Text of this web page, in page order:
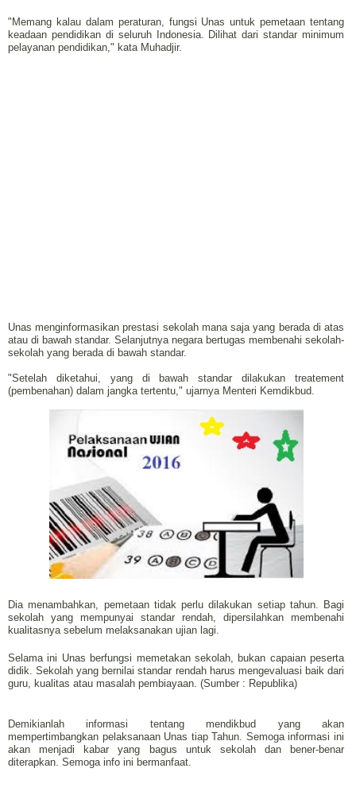
"Memang kalau dalam peraturan, fungsi Unas untuk pemetaan tentang
keadaan pendidikan di seluruh Indonesia. Dilihat dari standar minimum
pelayanan pendidikan," kata Muhadjir.
Unas menginformasikan prestasi sekolah mana saja yang berada di atas
atau di bawah standar. Selanjutnya negara bertugas membenahi sekolah-
sekolah yang berada di bawah standar.
"Setelah diketahui, yang di bawah standar dilakukan treatement
(pembenahan) dalam jangka tertentu," ujarnya Menteri Kemdikbud.
Dia menambahkan, pemetaan tidak perlu dilakukan setiap tahun. Bagi
sekolah yang mempunyai standar rendah, dipersilahkan membenahi
kualitasnya sebelum melaksanakan ujian lagi.
Selama ini Unas berfungsi memetakan sekolah, bukan capaian peserta
didik. Sekolah yang bernilai standar rendah harus mengevaluasi baik dari
guru, kualitas atau masalah pembiayaan. (Sumber : Republika)
Demikianlah informasi tentang mendikbud yang akan
mempertimbangkan pelaksanaan Unas tiap Tahun. Semoga informasi ini
akan menjadi kabar yang bagus untuk sekolah dan bener-benar
diterapkan. Semoga info ini bermanfaat.